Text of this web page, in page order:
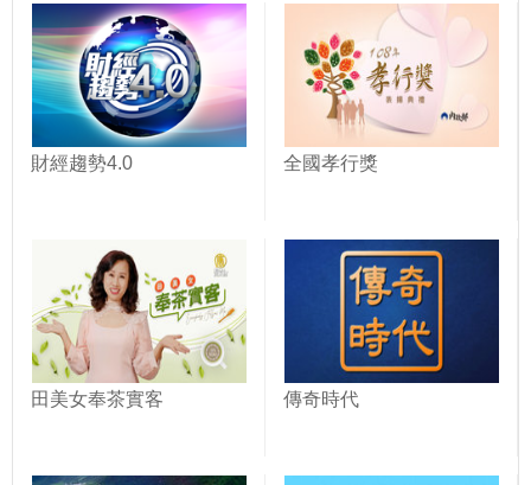
財經趨勢4.0 全國孝行獎
田美女奉茶實客 傳奇時代